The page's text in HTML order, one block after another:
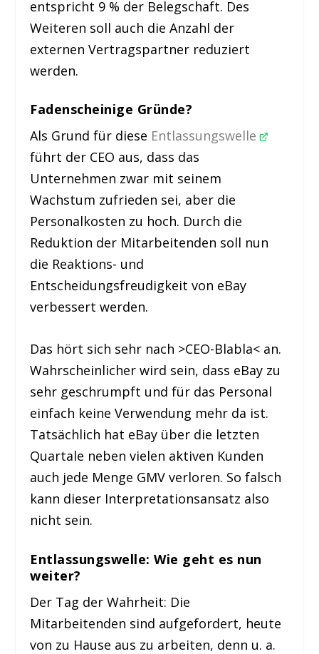
entspricht 9 % der Belegschaft. Des
Weiteren soll auch die Anzahl der
externen Vertragspartner reduziert
werden.
Fadenscheinige Gründe?
Als Grund für diese Entlassungswelle
führt der CEO aus, dass das
Unternehmen zwar mit seinem
Wachstum zufrieden sei, aber die
Personalkosten zu hoch. Durch die
Reduktion der Mitarbeitenden soll nun
die Reaktions- und
Entscheidungsfreudigkeit von eBay
verbessert werden.
Das hört sich sehr nach >CEO-Blabla< an.
Wahrscheinlicher wird sein, dass eBay zu
sehr geschrumpft und für das Personal
einfach keine Verwendung mehr da ist.
Tatsächlich hat eBay über die letzten
Quartale neben vielen aktiven Kunden
auch jede Menge GMV verloren. So falsch
kann dieser Interpretationsansatz also
nicht sein.
Entlassungswelle: Wie geht es nun
weiter?
Der Tag der Wahrheit: Die
Mitarbeitenden sind aufgefordert, heute
von zu Hause aus zu arbeiten, denn u. a.